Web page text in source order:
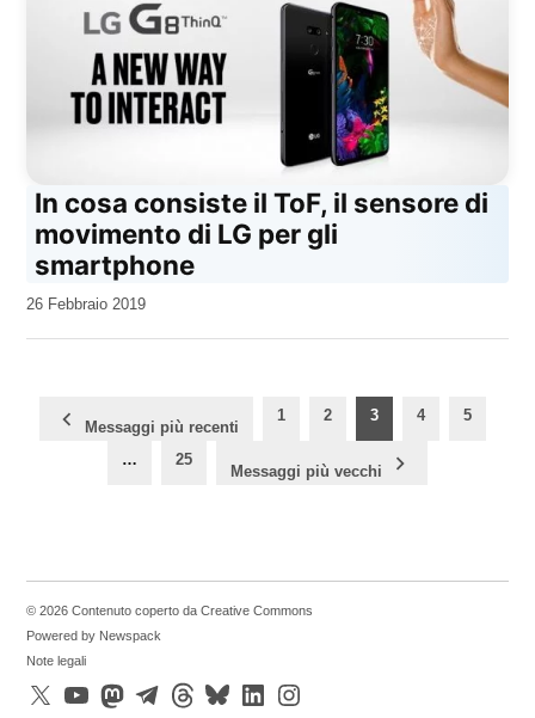
In cosa consiste il ToF, il sensore di
movimento di LG per gli
smartphone
da
26 Febbraio 2019
Paginazione
degliMessaggi più recenti
1 2 3 4 5
… 25
Messaggi più vecchi
© 2026 Contenuto coperto da Creative Commons
Powered by Newspack
Note legali
X
YouTubeMastodonTelegramThreadsBlueskyLinkedInInstagram